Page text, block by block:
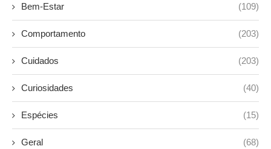
Bem-Estar (109)
Comportamento (203)
Cuidados (203)
Curiosidades (40)
Espécies (15)
Geral (68)